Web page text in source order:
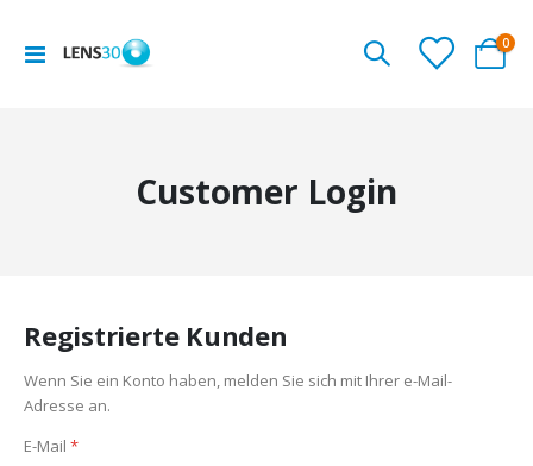
Navigation
Cart
0
Customer Login
Registrierte Kunden
Wenn Sie ein Konto haben, melden Sie sich mit Ihrer e-Mail-
Adresse an.
E-Mail